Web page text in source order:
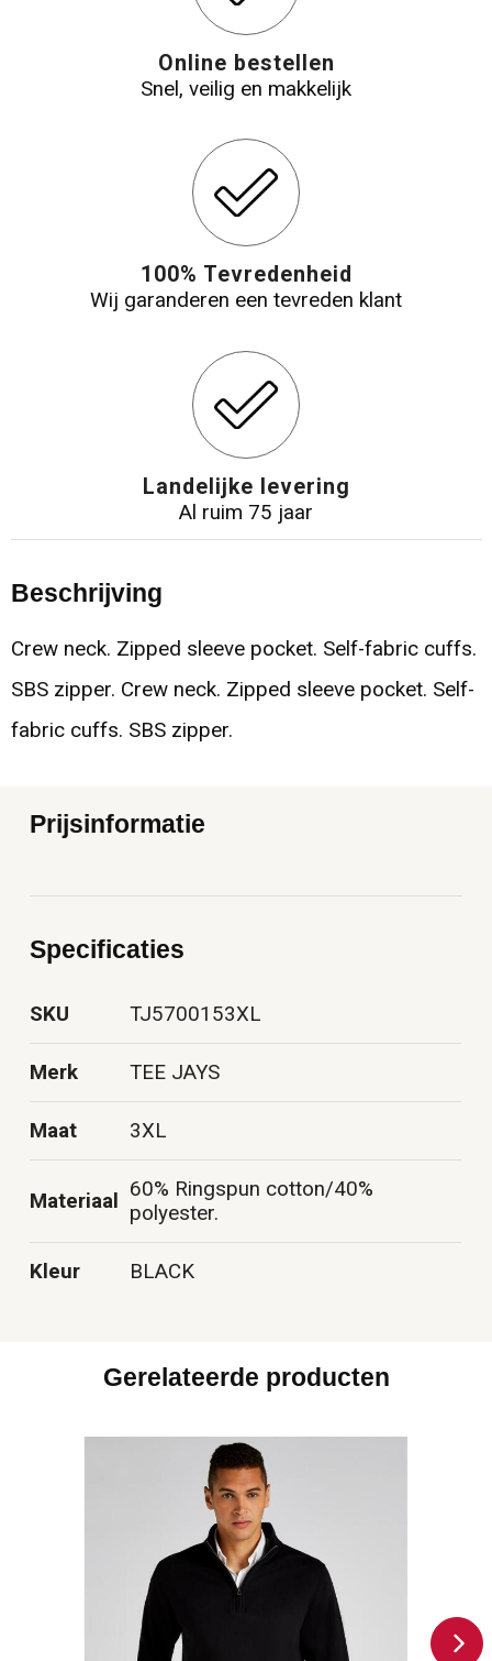
Online bestellen
Snel, veilig en makkelijk
100% Tevredenheid
Wij garanderen een tevreden klant
Landelijke levering
Al ruim 75 jaar
Beschrijving
Crew neck. Zipped sleeve pocket. Self-fabric cuffs.
SBS zipper. Crew neck. Zipped sleeve pocket. Self-
fabric cuffs. SBS zipper.
Prijsinformatie
Specificaties
SKU TJ5700153XL
Merk TEE JAYS
Maat 3XL
Materiaal
60% Ringspun cotton/40%
polyester.
Kleur BLACK
Gerelateerde producten